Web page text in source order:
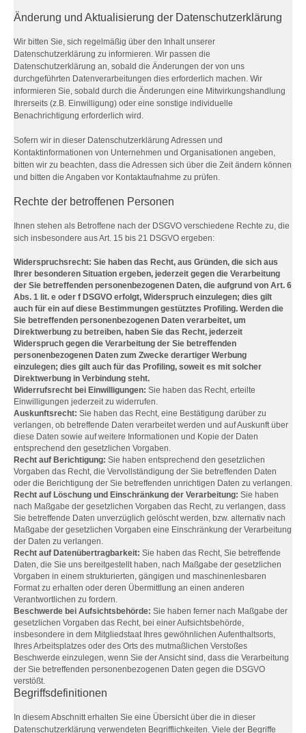
Änderung und Aktualisierung der Datenschutzerklärung
Wir bitten Sie, sich regelmäßig über den Inhalt unserer
Datenschutzerklärung zu informieren. Wir passen die
Datenschutzerklärung an, sobald die Änderungen der von uns
durchgeführten Datenverarbeitungen dies erforderlich machen. Wir
informieren Sie, sobald durch die Änderungen eine Mitwirkungshandlung
Ihrerseits (z.B. Einwilligung) oder eine sonstige individuelle
Benachrichtigung erforderlich wird.
Sofern wir in dieser Datenschutzerklärung Adressen und
Kontaktinformationen von Unternehmen und Organisationen angeben,
bitten wir zu beachten, dass die Adressen sich über die Zeit ändern können
und bitten die Angaben vor Kontaktaufnahme zu prüfen.
Rechte der betroffenen Personen
Ihnen stehen als Betroffene nach der DSGVO verschiedene Rechte zu, die
sich insbesondere aus Art. 15 bis 21 DSGVO ergeben:
Widerspruchsrecht: Sie haben das Recht, aus Gründen, die sich aus
Ihrer besonderen Situation ergeben, jederzeit gegen die Verarbeitung
der Sie betreffenden personenbezogenen Daten, die aufgrund von Art. 6
Abs. 1 lit. e oder f DSGVO erfolgt, Widerspruch einzulegen; dies gilt
auch für ein auf diese Bestimmungen gestütztes Profiling. Werden die
Sie betreffenden personenbezogenen Daten verarbeitet, um
Direktwerbung zu betreiben, haben Sie das Recht, jederzeit
Widerspruch gegen die Verarbeitung der Sie betreffenden
personenbezogenen Daten zum Zwecke derartiger Werbung
einzulegen; dies gilt auch für das Profiling, soweit es mit solcher
Direktwerbung in Verbindung steht.
Widerrufsrecht bei Einwilligungen: Sie haben das Recht, erteilte
Einwilligungen jederzeit zu widerrufen.
Auskunftsrecht: Sie haben das Recht, eine Bestätigung darüber zu
verlangen, ob betreffende Daten verarbeitet werden und auf Auskunft über
diese Daten sowie auf weitere Informationen und Kopie der Daten
entsprechend den gesetzlichen Vorgaben.
Recht auf Berichtigung: Sie haben entsprechend den gesetzlichen
Vorgaben das Recht, die Vervollständigung der Sie betreffenden Daten
oder die Berichtigung der Sie betreffenden unrichtigen Daten zu verlangen.
Recht auf Löschung und Einschränkung der Verarbeitung: Sie haben
nach Maßgabe der gesetzlichen Vorgaben das Recht, zu verlangen, dass
Sie betreffende Daten unverzüglich gelöscht werden, bzw. alternativ nach
Maßgabe der gesetzlichen Vorgaben eine Einschränkung der Verarbeitung
der Daten zu verlangen.
Recht auf Datenübertragbarkeit: Sie haben das Recht, Sie betreffende
Daten, die Sie uns bereitgestellt haben, nach Maßgabe der gesetzlichen
Vorgaben in einem strukturierten, gängigen und maschinenlesbaren
Format zu erhalten oder deren Übermittlung an einen anderen
Verantwortlichen zu fordern.
Beschwerde bei Aufsichtsbehörde: Sie haben ferner nach Maßgabe der
gesetzlichen Vorgaben das Recht, bei einer Aufsichtsbehörde,
insbesondere in dem Mitgliedstaat Ihres gewöhnlichen Aufenthaltsorts,
Ihres Arbeitsplatzes oder des Orts des mutmaßlichen Verstoßes
Beschwerde einzulegen, wenn Sie der Ansicht sind, dass die Verarbeitung
der Sie betreffenden personenbezogenen Daten gegen die DSGVO
verstößt.
Begriffsdefinitionen
In diesem Abschnitt erhalten Sie eine Übersicht über die in dieser
Datenschutzerklärung verwendeten Begrifflichkeiten. Viele der Begriffe